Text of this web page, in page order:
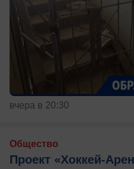
вчера в 20:30
Общество
Проект «Хоккей-